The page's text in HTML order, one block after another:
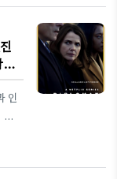
삶
시
럼
묵
어
인
서,